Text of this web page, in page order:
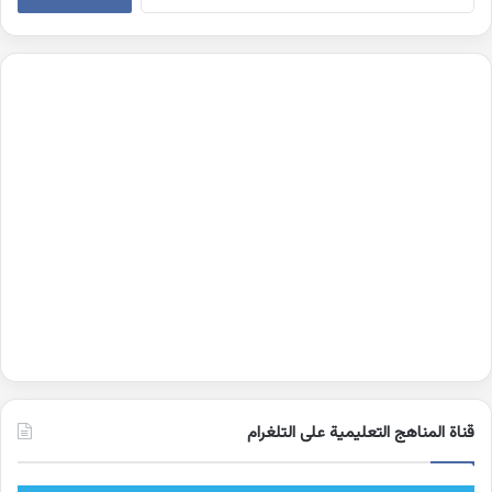
قناة المناهج التعليمية على التلغرام